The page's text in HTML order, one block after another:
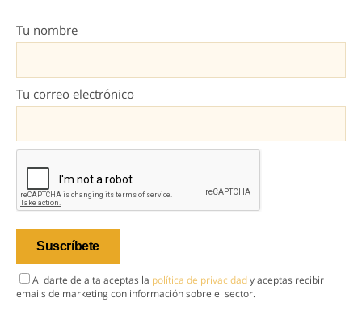
Tu nombre
Tu correo electrónico
Al darte de alta aceptas la política de privacidady aceptas recibir
emails de marketing con información sobre el sector.